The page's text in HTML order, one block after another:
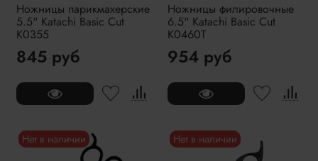
Ножницы парикмахерские
5.5" Katachi Basic Cut
K0355
845 руб
Ножницы филировочные
6.5" Katachi Basic Cut
K0460T
954 руб
Нет в наличии Нет в наличии